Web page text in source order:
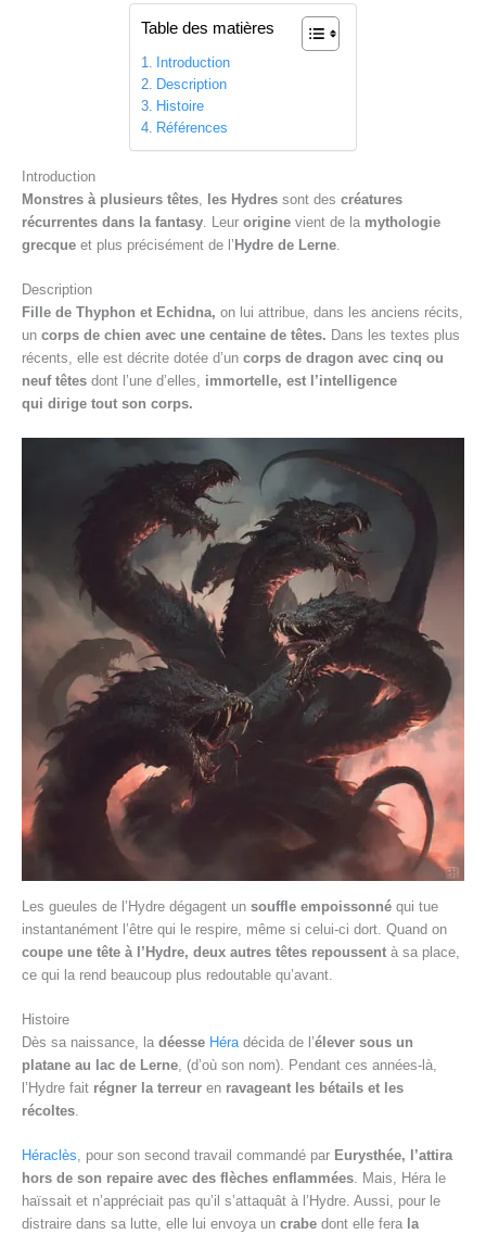
Table des matières
Introduction
Description
Histoire
Références
Introduction
Monstres à plusieurs têtes
les Hydres sont des créatures
récurrentes dans la fantasy . Leur origine vient de la mythologie
grecque et plus précisément de l’ Hydre de Lerne
Description
Fille de Thyphon et Echidna, on lui attribue, dans les anciens récits,
un corps de chien avec une centaine de têtes. Dans les textes plus
récents, elle est décrite dotée d’un corps de dragon avec cinq ou
neuf têtes dont l’une d’elles, immortelle, est l’intelligence
qui dirige tout son corps.
Les gueules de l’Hydre dégagent un souffle empoissonné qui tue
instantanément l’être qui le respire, même si celui-ci dort. Quand on
coupe une tête à l’Hydre, deux autres têtes repoussent à sa place,
ce qui la rend beaucoup plus redoutable qu’avant.
Histoire
Dès sa naissance, la déesse Héra décida de l’élever sous un
platane au lac de Lerne , (d’où son nom). Pendant ces années-là,
l’Hydre fait régner la terreur en ravageant les bétails et les
récoltes
Héraclès, pour son second travail commandé par Eurysthée,
l’attira
hors de son repaire avec des flèches enflammées. Mais, Héra le
haïssait et n’appréciait pas qu’il s’attaquât à l’Hydre. Aussi, pour le
distraire dans sa lutte, elle lui envoya un crabe dont elle fera la